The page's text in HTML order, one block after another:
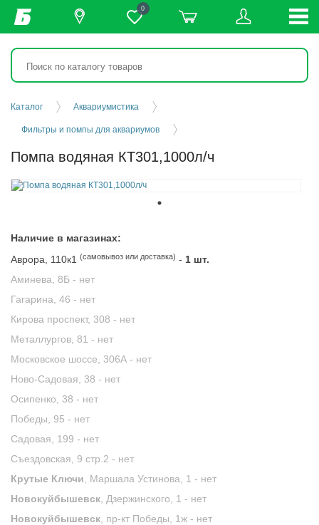
0
Каталог Аквариумистика
Фильтры и помпы для аквариумов
Помпа водяная КТ301,1000л/ч
Наличие в магазинах:
Аврора, 110к1 (самовывоз или доставка) - 1 шт.
Аминева, 8Б - нет
Гагарина, 46 - нет
Кирова проспект, 308 - нет
Металлургов, 81 - нет
Московское шоссе, 306А - нет
Ново-Садовая, 38 - нет
Осипенко, 38 - нет
Победы, 95 - нет
Садовая, 199 - нет
Съездовская, 9 стр.2 - нет
Крутые Ключи , Маршала Устинова, 1 - нет
Новокуйбышевск , Дзержинского, 1 - нет
Новокуйбышевск , пр-кт Победы, 1ж - нет